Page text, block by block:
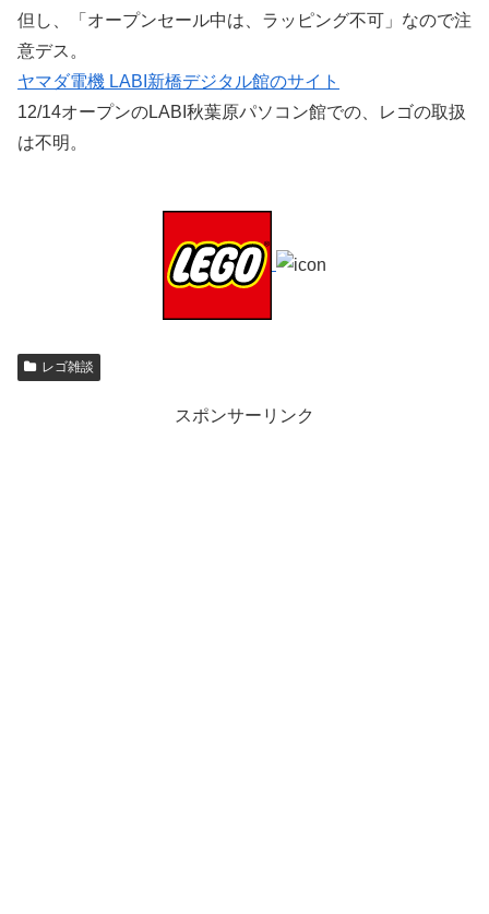
但し、「オープンセール中は、ラッピング不可」なので注
意デス。
ヤマダ電機 LABI新橋デジタル館のサイト
12/14オープンのLABI秋葉原パソコン館での、レゴの取扱
は不明。
レゴ雑談
スポンサーリンク